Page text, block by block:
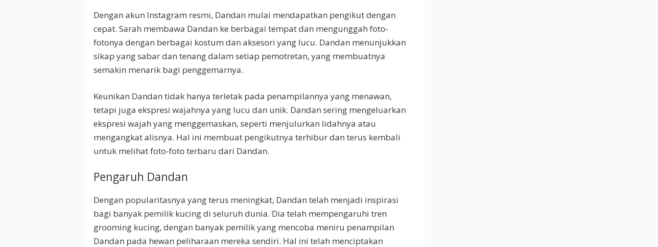
Dengan akun Instagram resmi, Dandan mulai mendapatkan pengikut dengan
cepat. Sarah membawa Dandan ke berbagai tempat dan mengunggah foto-
fotonya dengan berbagai kostum dan aksesori yang lucu. Dandan menunjukkan
sikap yang sabar dan tenang dalam setiap pemotretan, yang membuatnya
semakin menarik bagi penggemarnya.
Keunikan Dandan tidak hanya terletak pada penampilannya yang menawan,
tetapi juga ekspresi wajahnya yang lucu dan unik. Dandan sering mengeluarkan
ekspresi wajah yang menggemaskan, seperti menjulurkan lidahnya atau
mengangkat alisnya. Hal ini membuat pengikutnya terhibur dan terus kembali
untuk melihat foto-foto terbaru dari Dandan.
Pengaruh Dandan
Dengan popularitasnya yang terus meningkat, Dandan telah menjadi inspirasi
bagi banyak pemilik kucing di seluruh dunia. Dia telah mempengaruhi tren
grooming kucing, dengan banyak pemilik yang mencoba meniru penampilan
Dandan pada hewan peliharaan mereka sendiri. Hal ini telah menciptakan